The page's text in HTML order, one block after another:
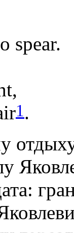
spear.
1.